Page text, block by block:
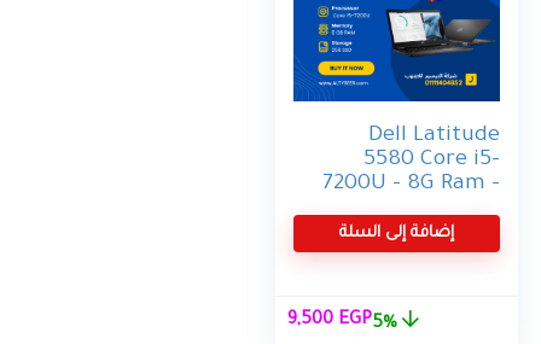
Dell Latitude
5580 Core i5-
7200U – 8G Ram –
256G SSD – كسر
زيرو بالكارتونة
إضافة إلى السلة
السعر9,500 EGP
السعر
5%